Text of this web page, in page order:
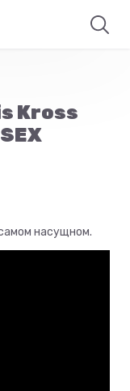
Kross
насущном.